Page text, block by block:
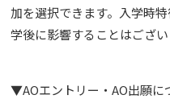
加を選択できます。入学時
学後に影響することはござい
▼AOエントリー・AO出願に